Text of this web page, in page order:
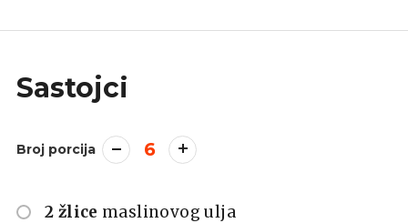
Sastojci
Broj porcija 6
2 žlice maslinovog ulja